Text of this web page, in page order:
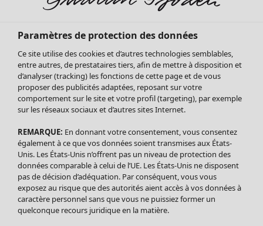
Soldes Vêtements
Tous les vêtements
Robes
Tuniques
Blouses
Tops
Gilets
Pantalon
Jupes
Paramètres de protection des données
Ce site utilise des cookies et d’autres technologies semblables,
entre autres, de prestataires tiers, afin de mettre à disposition et
d’analyser (tracking) les fonctions de cette page et de vous
proposer des publicités adaptées, reposant sur votre
comportement sur le site et votre profil (targeting), par exemple
sur les réseaux sociaux et d’autres sites Internet.
REMARQUE: En donnant votre consentement, vous consentez
également à ce que vos données soient transmises aux États-
Unis. Les États-Unis n’offrent pas un niveau de protection des
données comparable à celui de l’UE. Les États-Unis ne disposent
pas de décision d’adéquation. Par conséquent, vous vous
exposez au risque que des autorités aient accès à vos données à
caractère personnel sans que vous ne puissiez former un
quelconque recours juridique en la matière.